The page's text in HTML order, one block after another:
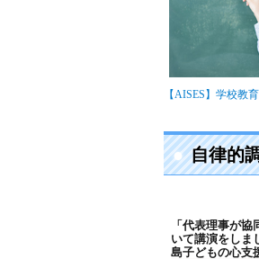
【AISES】学校教
自律的
「代表理事が協
いて講演をしま
島子どもの心支